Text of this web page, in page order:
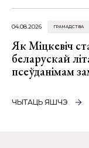
04.08.2026 ГРАМАДСТВА
Як Міцкевіч
беларускай
псеўданімам
ЧЫТАЦЬ ЯШЧЭ